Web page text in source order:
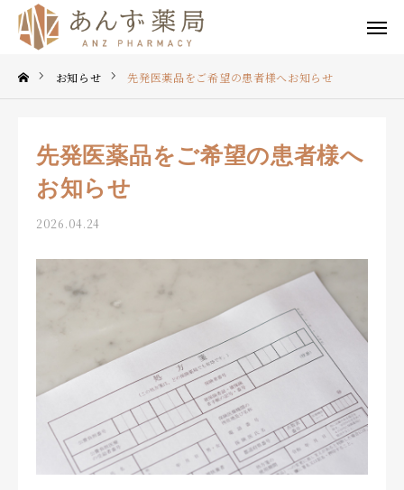
お知らせ 先発医薬品をご希望の患者様へお知らせ
先発医薬品をご希望の患者様へ
お知らせ
2026.04.24
公式LINE
TOP
事業内容
よくあるご質問
会社概要